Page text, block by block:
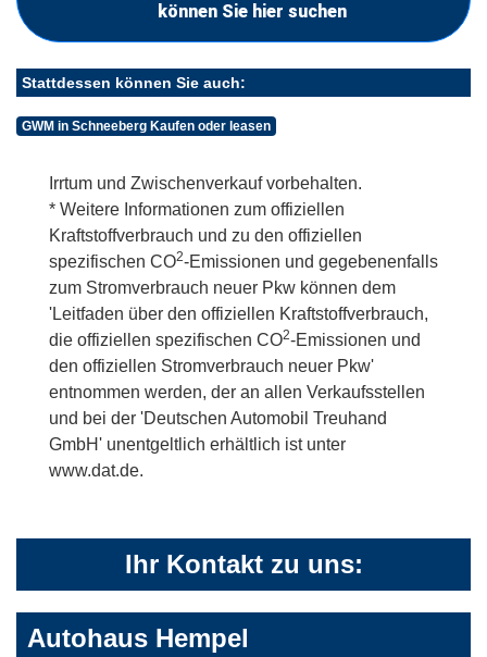
können Sie hier suchen
Stattdessen können Sie auch:
GWM in Schneeberg Kaufen oder leasen
Irrtum und Zwischenverkauf vorbehalten.
* Weitere Informationen zum offiziellen
Kraftstoffverbrauch und zu den offiziellen
spezifischen CO2-Emissionen und gegebenenfalls
zum Stromverbrauch neuer Pkw können dem
'Leitfaden über den offiziellen Kraftstoffverbrauch,
die offiziellen spezifischen CO2-Emissionen und
den offiziellen Stromverbrauch neuer Pkw'
entnommen werden, der an allen Verkaufsstellen
und bei der 'Deutschen Automobil Treuhand
GmbH' unentgeltlich erhältlich ist unter
www.dat.de.
Ihr Kontakt zu uns:
Autohaus Hempel